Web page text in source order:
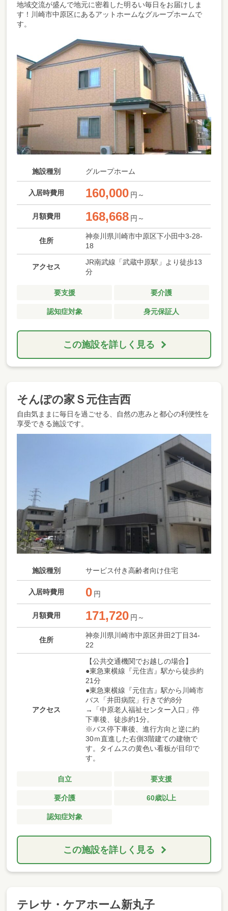
地域交流が盛んで地元に密着した明るい毎日をお届けしま
す！川崎市中原区にあるアットホームなグループホームで
す。
施設種別 グループホーム
入居時費用 160,000 円～
月額費用 168,668 円～
住所
神奈川県川崎市中原区下小田中3-28-
18
アクセス
JR南武線「武蔵中原駅」より徒歩13
分
要支援 要介護
認知症対象 身元保証人
この施設を詳しく見る
そんぽの家Ｓ元住吉西
自由気ままに毎日を過ごせる、自然の恵みと都心の利便性を
享受できる施設です。
施設種別 サービス付き高齢者向け住宅
入居時費用 0 円
月額費用 171,720 円～
住所
神奈川県川崎市中原区井田2丁目34-
22
アクセス
【公共交通機関でお越しの場合】
●東急東横線『元住吉』駅から徒歩約
21分
●東急東横線『元住吉』駅から川崎市
バス「井田病院」行きで約8分
→「中原老人福祉センター入口」停
下車後、徒歩約1分。
※バス停下車後、進行方向と逆に約
30ｍ直進した右側3階建ての建物で
す。タイムスの黄色い看板が目印で
す。
自立 要支援
要介護 60歳以上
認知症対象
この施設を詳しく見る
テレサ・ケアホーム新丸子